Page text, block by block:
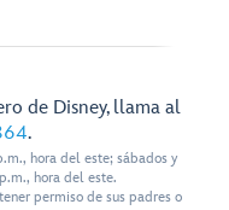
de Disney, llama al
.
hora del este; sábados y
hora del este.
permiso de sus padres o